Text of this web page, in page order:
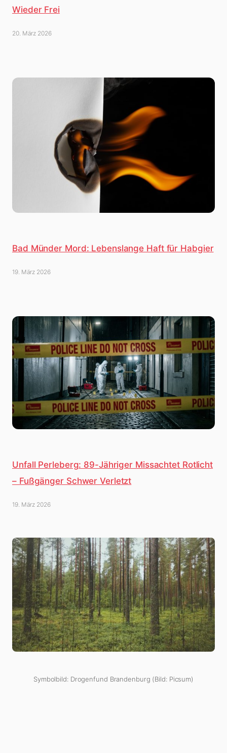
Wieder Frei
20. März 2026
Bad Münder Mord: Lebenslange Haft für Habgier
19. März 2026
Unfall Perleberg: 89-Jähriger Missachtet Rotlicht
– Fußgänger Schwer Verletzt
19. März 2026
Symbolbild: Drogenfund Brandenburg (Bild: Picsum)